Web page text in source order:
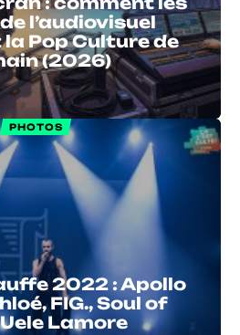
l’audiovisuel
Pop Culture de
(2026)
PHOTOS
2022 : Apollo
FIG., Soul of
Lamore